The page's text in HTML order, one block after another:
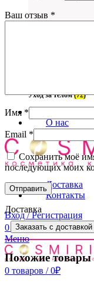
Уход за телом(72)
О нас
Доставка
Контакты
Вход / Регистрация
0 товаров / 0 ₽
Меню
0 товаров / 0₽
Ваш отзыв *
Имя *
Email *
Сохранить моё
последующих моих
Доставка
Заказать с доставкой
Похожие товары